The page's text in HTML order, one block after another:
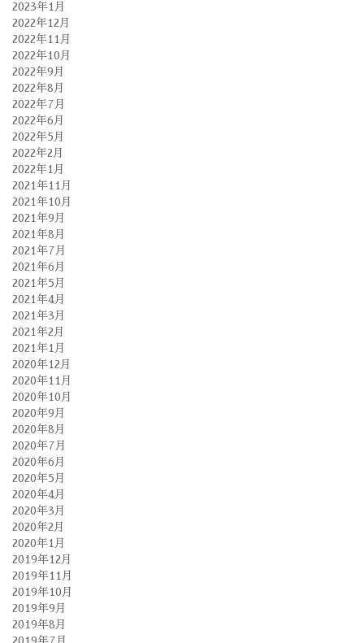
2023年1月
2022年12月
2022年11月
2022年10月
2022年9月
2022年8月
2022年7月
2022年6月
2022年5月
2022年2月
2022年1月
2021年11月
2021年10月
2021年9月
2021年8月
2021年7月
2021年6月
2021年5月
2021年4月
2021年3月
2021年2月
2021年1月
2020年12月
2020年11月
2020年10月
2020年9月
2020年8月
2020年7月
2020年6月
2020年5月
2020年4月
2020年3月
2020年2月
2020年1月
2019年12月
2019年11月
2019年10月
2019年9月
2019年8月